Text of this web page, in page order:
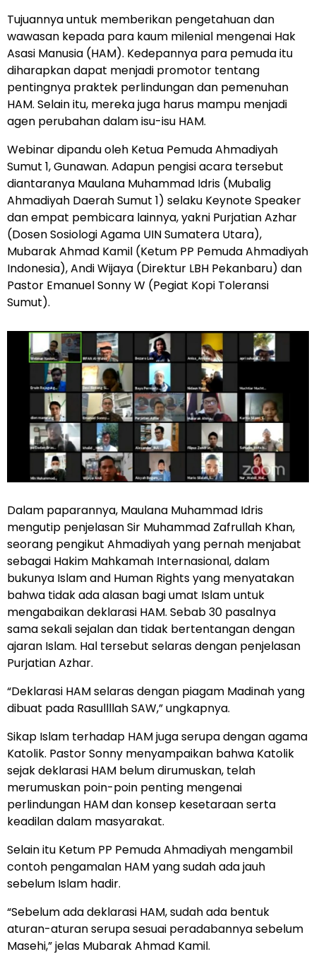
Tujuannya untuk memberikan pengetahuan dan
wawasan kepada para kaum milenial mengenai Hak
Asasi Manusia (HAM). Kedepannya para pemuda itu
diharapkan dapat menjadi promotor tentang
pentingnya praktek perlindungan dan pemenuhan
HAM. Selain itu, mereka juga harus mampu menjadi
agen perubahan dalam isu-isu HAM.
Webinar dipandu oleh Ketua Pemuda Ahmadiyah
Sumut 1, Gunawan. Adapun pengisi acara tersebut
diantaranya Maulana Muhammad Idris (Mubalig
Ahmadiyah Daerah Sumut 1) selaku Keynote Speaker
dan empat pembicara lainnya, yakni Purjatian Azhar
(Dosen Sosiologi Agama UIN Sumatera Utara),
Mubarak Ahmad Kamil (Ketum PP Pemuda Ahmadiyah
Indonesia), Andi Wijaya (Direktur LBH Pekanbaru) dan
Pastor Emanuel Sonny W (Pegiat Kopi Toleransi
Sumut).
Dalam paparannya, Maulana Muhammad Idris
mengutip penjelasan Sir Muhammad Zafrullah Khan,
seorang pengikut Ahmadiyah yang pernah menjabat
sebagai Hakim Mahkamah Internasional, dalam
bukunya Islam and Human Rights yang menyatakan
bahwa tidak ada alasan bagi umat Islam untuk
mengabaikan deklarasi HAM. Sebab 30 pasalnya
sama sekali sejalan dan tidak bertentangan dengan
ajaran Islam. Hal tersebut selaras dengan penjelasan
Purjatian Azhar.
“Deklarasi HAM selaras dengan piagam Madinah yang
dibuat pada Rasullllah SAW,” ungkapnya.
Sikap Islam terhadap HAM juga serupa dengan agama
Katolik. Pastor Sonny menyampaikan bahwa Katolik
sejak deklarasi HAM belum dirumuskan, telah
merumuskan poin-poin penting mengenai
perlindungan HAM dan konsep kesetaraan serta
keadilan dalam masyarakat.
Selain itu Ketum PP Pemuda Ahmadiyah mengambil
contoh pengamalan HAM yang sudah ada jauh
sebelum Islam hadir.
“Sebelum ada deklarasi HAM, sudah ada bentuk
aturan-aturan serupa sesuai peradabannya sebelum
Masehi,” jelas Mubarak Ahmad Kamil.